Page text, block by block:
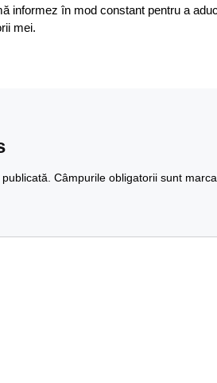
informez în mod constant pentru a
mei.
Câmpurile obligatorii sunt